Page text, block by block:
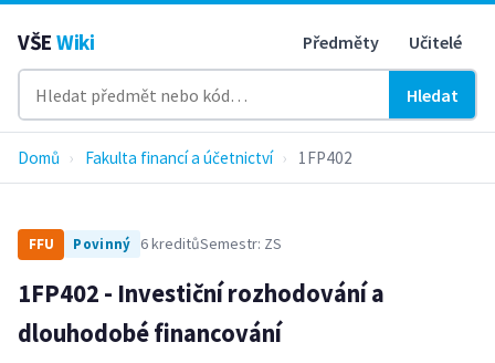
VŠE Wiki Předměty Učitelé
Hledat
Domů › Fakulta financí a účetnictví › 1FP402
FFU Povinný 6 kreditůSemestr: ZS
1FP402 - Investiční rozhodování a
dlouhodobé financování